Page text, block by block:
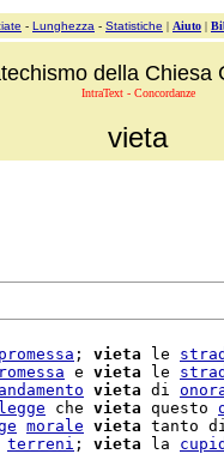
- Lunghezza - Statistiche | Aiuto |
della Chiesa
IntraText - Concordanze
vieta
promessa ; vieta le
e vieta le
vieta di
legge che vieta questo
morale vieta tanto
terreni ; vieta la